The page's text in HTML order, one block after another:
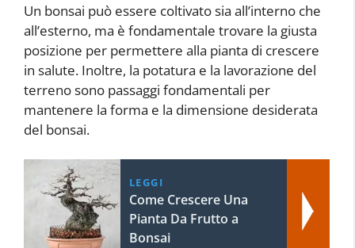
Un bonsai può essere coltivato sia all’interno che
all’esterno, ma è fondamentale trovare la giusta
posizione per permettere alla pianta di crescere
in salute. Inoltre, la potatura e la lavorazione del
terreno sono passaggi fondamentali per
mantenere la forma e la dimensione desiderata
del bonsai.
LEGGI
Come Crescere Una
Pianta Da Frutto a
Bonsai